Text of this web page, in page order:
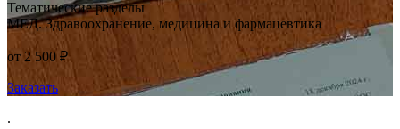
Тематические разделы
МЕД. Здравоохранение, медицина и фармацевтика
от 2 500 ₽
Заказать
.